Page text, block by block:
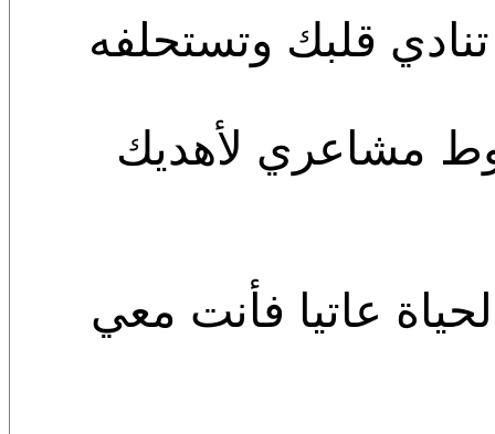
قلبك وتستحلفه
مشاعري لأهديك
عاتيا فأنت معي